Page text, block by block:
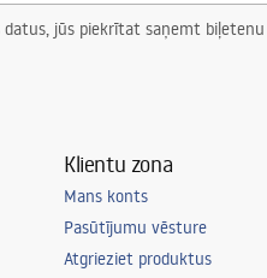
jūs piekrītat saņemt
Klientu zona
Mans konts
Pasūtījumu vēsture
Atgrieziet produktus